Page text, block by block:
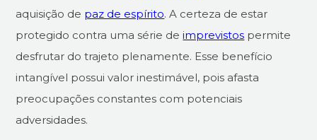
aquisição de paz de espírito. A certeza de estar
protegido contra uma série deimprevistos permite
desfrutar do trajeto plenamente. Esse benefício
intangível possui valor inestimável, pois afasta
preocupações constantes com potenciais
adversidades.